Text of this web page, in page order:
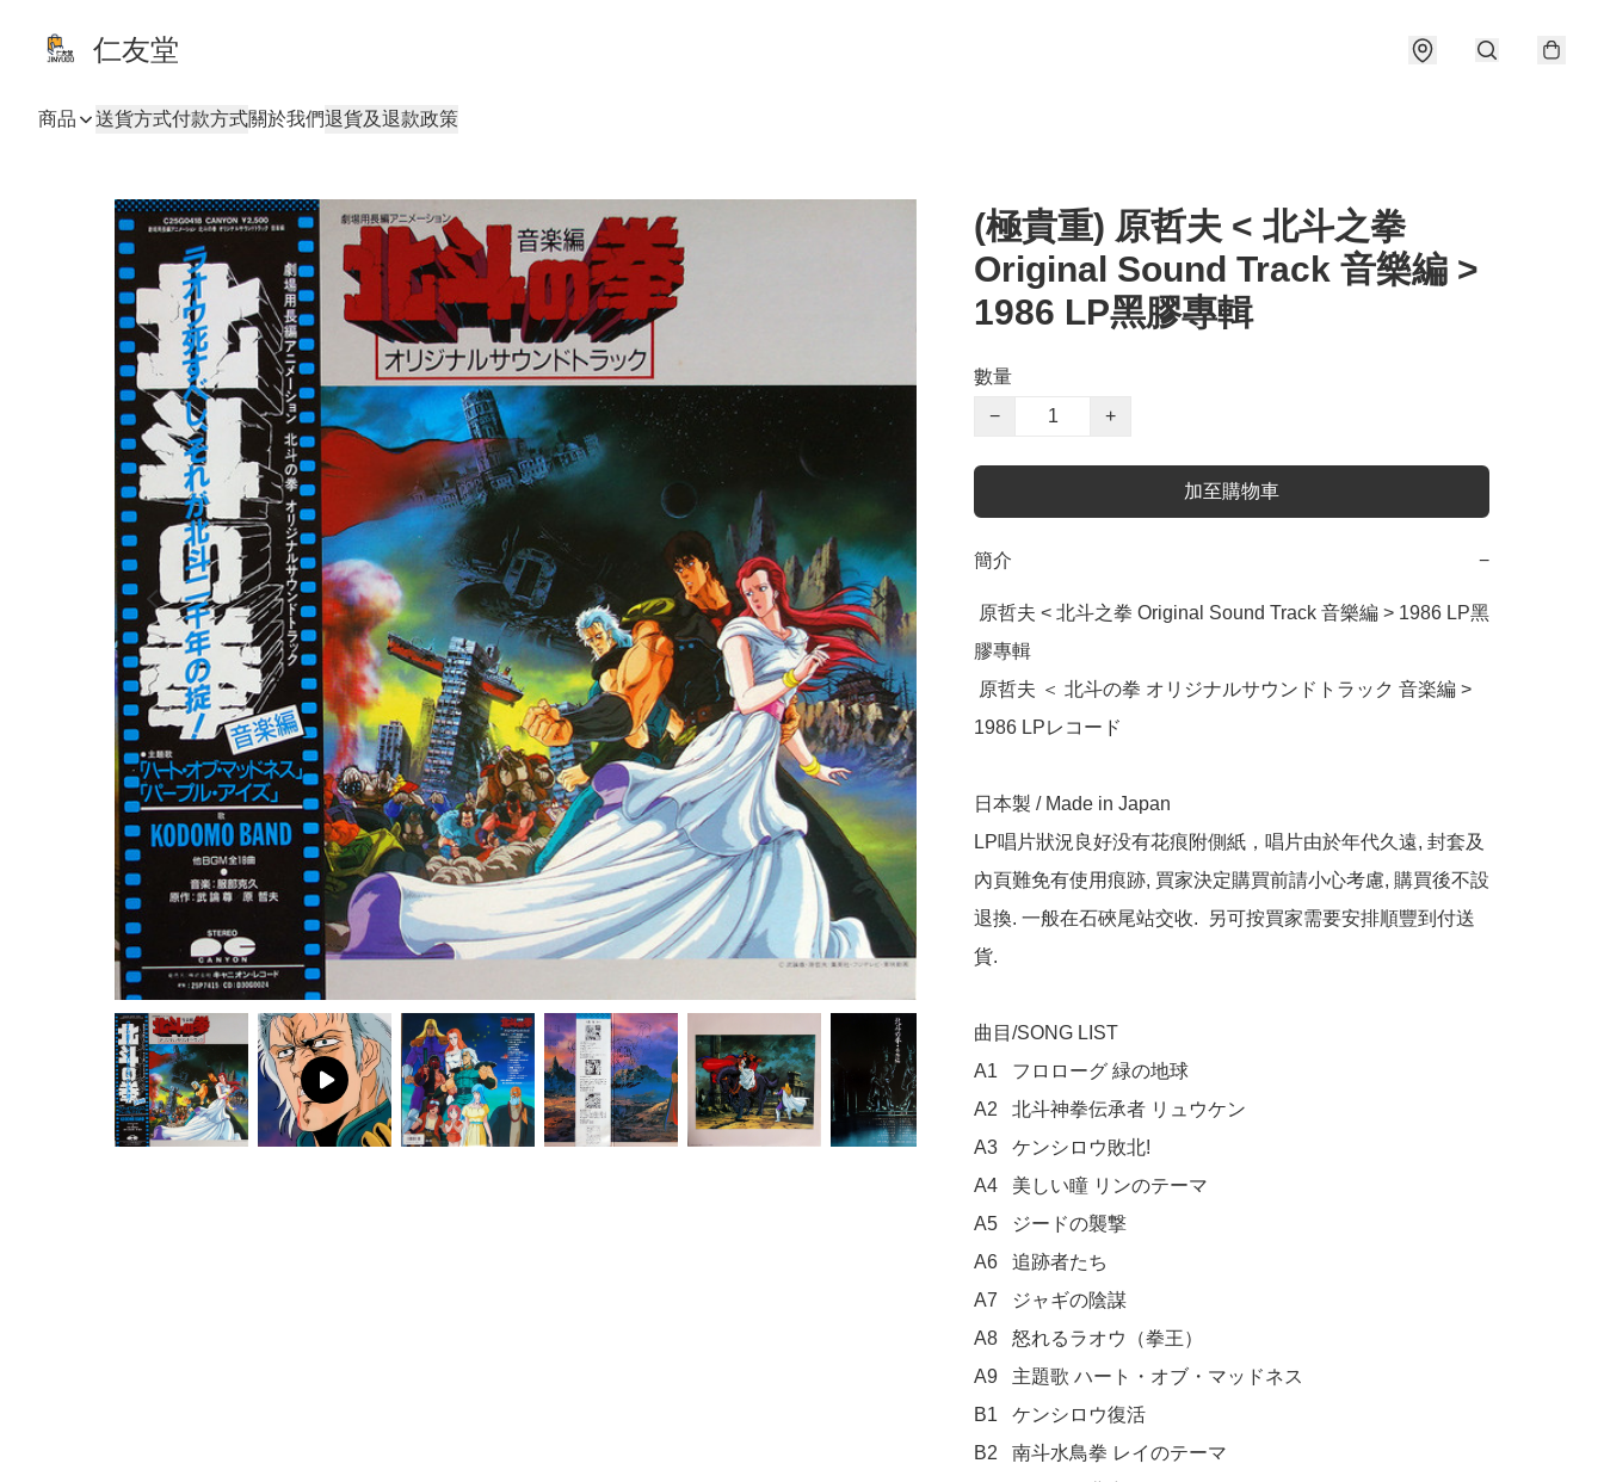
仁友堂
商品 送貨方式付款方式關於我們退貨及退款政策
(極貴重) 原哲夫 < 北斗之拳
Original Sound Track 音樂編 >
1986 LP黑膠專輯
數量
−
+
加至購物車
簡介 −
膠專輯
1986 LPレコード
日本製 / Made in Japan
LP唱片狀況良好没有花痕附側紙，唱片由於年代久遠, 封套及
內頁難免有使用痕跡, 買家決定購買前請小心考慮, 購買後不設
退換. 一般在石硤尾站交收.  另可按買家需要安排順豐到付送
貨.
曲目/SONG LIST
A1	フロローグ 緑の地球
A2	北斗神拳伝承者 リュウケン
A3	ケンシロウ敗北!
A4	美しい瞳 リンのテーマ
A5	ジードの襲撃
A6	追跡者たち
A7	ジャギの陰謀
A8	怒れるラオウ（拳王）
A9	主題歌 ハート・オブ・マッドネス
B1	ケンシロウ復活
B2	南斗水鳥拳 レイのテーマ